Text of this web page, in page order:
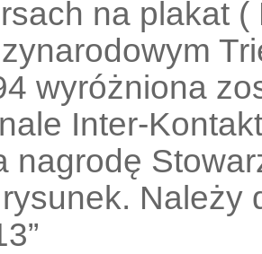
na plakat
wyróżniona
Inter-
nagrodę
Należy